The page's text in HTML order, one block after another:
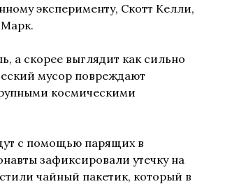
эксперименту, Скотт Келли,
а скорее выглядит как сильно
мусор повреждают
космическими
с помощью парящих в
зафиксировали утечку на
чайный пакетик, который в